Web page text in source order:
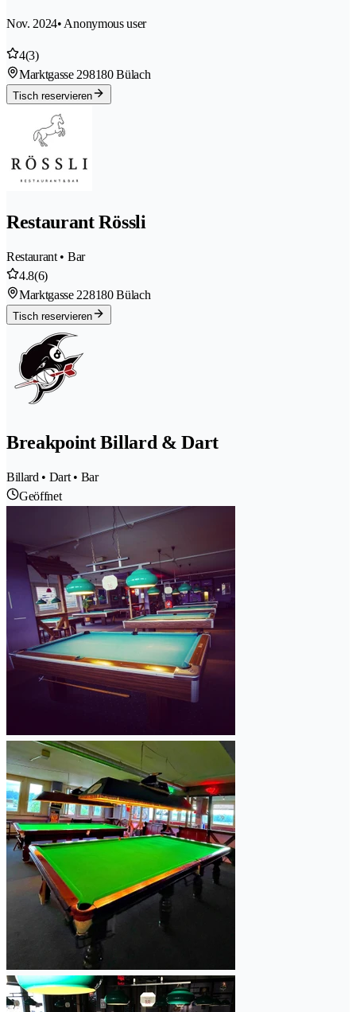
Nov. 2024• Anonymous user
4(3)
Marktgasse 298180 Bülach
Tisch reservieren
Restaurant Rössli
Restaurant • Bar
4.8(6)
Marktgasse 228180 Bülach
Tisch reservieren
Breakpoint Billard & Dart
Billard • Dart • Bar
Geöffnet